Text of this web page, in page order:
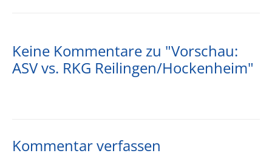
Keine Kommentare zu "Vorschau:
ASV vs. RKG Reilingen/Hockenheim"
Kommentar verfassen